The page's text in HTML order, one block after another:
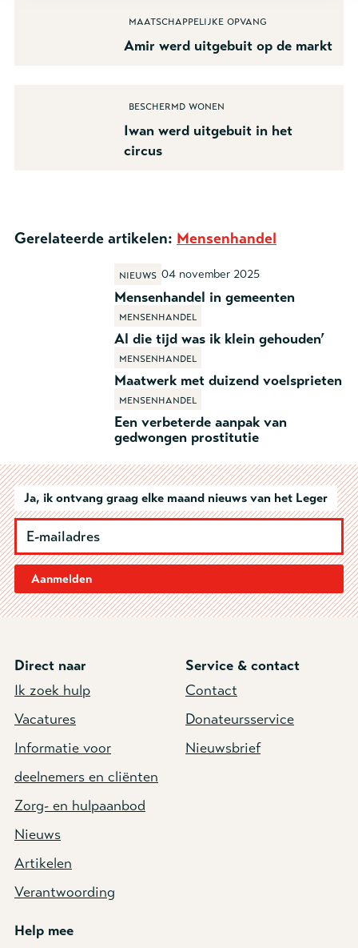
Amir werd uitgebuit op de markt
Maatschappelijke opvang
Iwan werd uitgebuit in het
circus
Beschermd wonen
Gerelateerde artikelen: Mensenhandel
Mensenhandel in gemeenten
Nieuws 04 november 2025
Al die tijd was ik klein gehouden’
Mensenhandel
Maatwerk met duizend voelsprieten
Mensenhandel
Een verbeterde aanpak van
gedwongen prostitutie
Mensenhandel
Ja, ik ontvang graag elke maand nieuws van het Leger
Aanmelden
Direct naar
Ik zoek hulp
Vacatures
Informatie voor
deelnemers en cliënten
Zorg- en hulpaanbod
Nieuws
Artikelen
Verantwoording
Service & contact
Contact
Donateursservice
Nieuwsbrief
Help mee